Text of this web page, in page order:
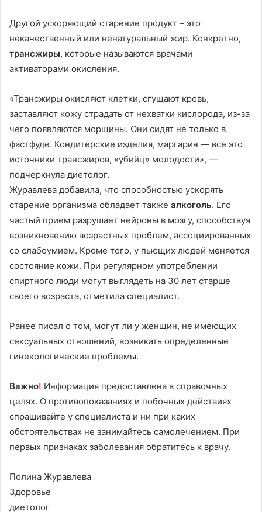
Другой ускоряющий старение продукт – это
некачественный или ненатуральный жир. Конкретно,
трансжиры, которые называются врачами
активаторами окисления.
«Трансжиры окисляют клетки, сгущают кровь,
заставляют кожу страдать от нехватки кислорода, из-за
чего появляются морщины. Они сидят не только в
фастфуде. Кондитерские изделия, маргарин — все это
источники трансжиров, «убийц» молодости», —
подчеркнула диетолог.
Журавлева добавила, что способностью ускорять
старение организма обладает также алкоголь. Его
частый прием разрушает нейроны в мозгу, способствуя
возникновению возрастных проблем, ассоциированных
со слабоумием. Кроме того, у пьющих людей меняется
состояние кожи. При регулярном употреблении
спиртного люди могут выглядеть на 30 лет старше
своего возраста, отметила специалист.
Ранее писал о том, могут ли у женщин, не имеющих
сексуальных отношений, возникать определенные
гинекологические проблемы.
Важно! Информация предоставлена в справочных
целях. О противопоказаниях и побочных действиях
спрашивайте у специалиста и ни при каких
обстоятельствах не занимайтесь самолечением. При
первых признаках заболевания обратитесь к врачу.
Полина Журавлева
Здоровье
диетолог